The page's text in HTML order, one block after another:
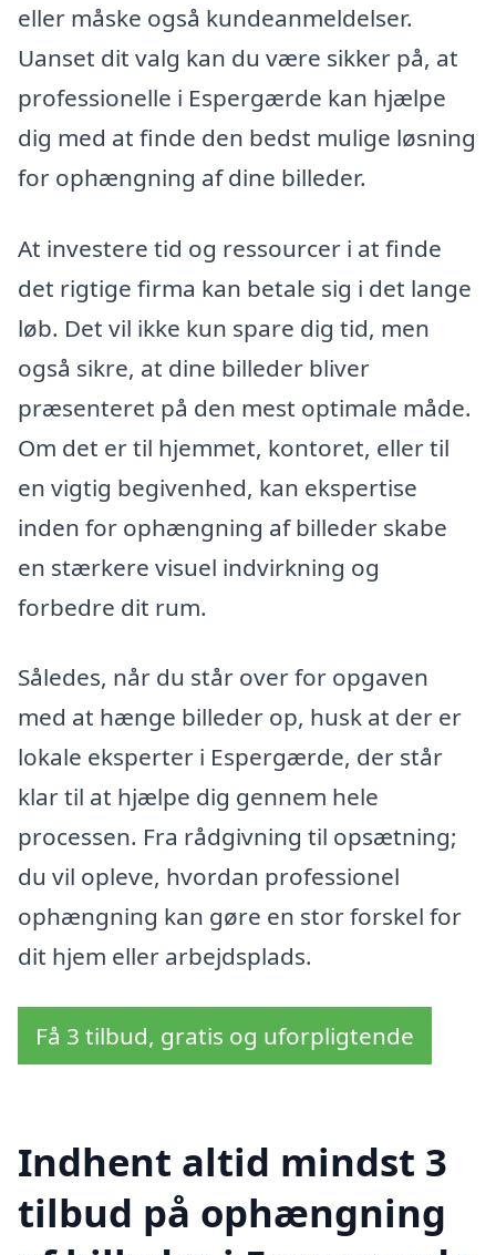
eller måske også kundeanmeldelser.
Uanset dit valg kan du være sikker på, at
professionelle i Espergærde kan hjælpe
dig med at finde den bedst mulige løsning
for ophængning af dine billeder.
At investere tid og ressourcer i at finde
det rigtige firma kan betale sig i det lange
løb. Det vil ikke kun spare dig tid, men
også sikre, at dine billeder bliver
præsenteret på den mest optimale måde.
Om det er til hjemmet, kontoret, eller til
en vigtig begivenhed, kan ekspertise
inden for ophængning af billeder skabe
en stærkere visuel indvirkning og
forbedre dit rum.
Således, når du står over for opgaven
med at hænge billeder op, husk at der er
lokale eksperter i Espergærde, der står
klar til at hjælpe dig gennem hele
processen. Fra rådgivning til opsætning;
du vil opleve, hvordan professionel
ophængning kan gøre en stor forskel for
dit hjem eller arbejdsplads.
Få 3 tilbud, gratis og uforpligtende
Indhent altid mindst 3
tilbud på ophængning